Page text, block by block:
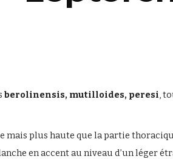
berolinensis, mutilloides, peresi,
mais plus haute que la partie
en accent au niveau d’un léger